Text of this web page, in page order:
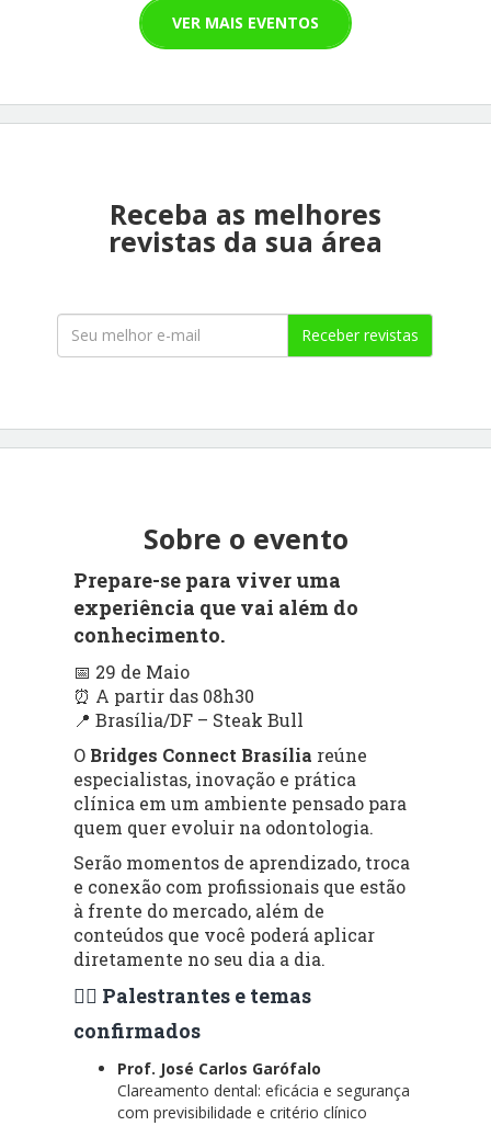
VER MAIS EVENTOS
Receba as melhores
revistas da sua área
Receber revistas
Sobre o evento
Prepare-se para viver uma
experiência que vai além do
conhecimento.
📅 29 de Maio
⏰ A partir das 08h30
📍 Brasília/DF – Steak Bull
O Bridges Connect Brasília reúne
especialistas, inovação e prática
clínica em um ambiente pensado para
quem quer evoluir na odontologia.
Serão momentos de aprendizado, troca
e conexão com profissionais que estão
à frente do mercado, além de
conteúdos que você poderá aplicar
diretamente no seu dia a dia.
👨‍⚕️ Palestrantes e temas
confirmados
Prof. José Carlos Garófalo
Clareamento dental: eficácia e segurança
com previsibilidade e critério clínico